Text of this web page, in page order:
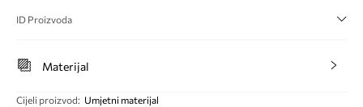
ID Proizvoda
Materijal
Cijeli proizvod: Umjetni materijal